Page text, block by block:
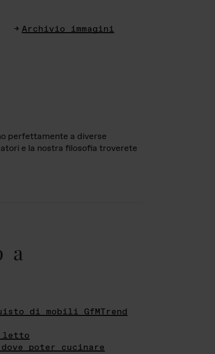
Archivio immagini
perfettamente a diverse
e la nostra filosofia troverete
di mobili GfMTrend
letto
poter cucinare